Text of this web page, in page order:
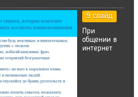
9 слайд
При
общении в
интернет